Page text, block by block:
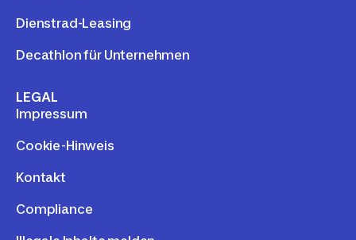
Dienstrad-Leasing
Decathlon für Unternehmen
LEGAL
Impressum
Cookie-Hinweis
Kontakt
Compliance